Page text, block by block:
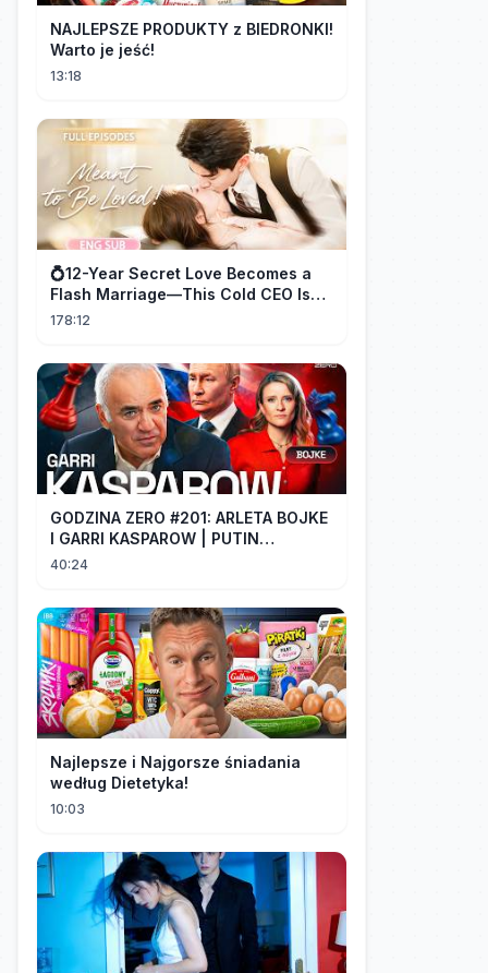
NAJLEPSZE PRODUKTY z BIEDRONKI!
Warto je jeść!
13:18
💍12-Year Secret Love Becomes a
Flash Marriage—This Cold CEO Is
Addicted to Her!
178:12
GODZINA ZERO #201: ARLETA BOJKE
I GARRI KASPAROW | PUTIN
PROWADZI CZWARTĄ WOJNĘ
40:24
Najlepsze i Najgorsze śniadania
według Dietetyka!
10:03